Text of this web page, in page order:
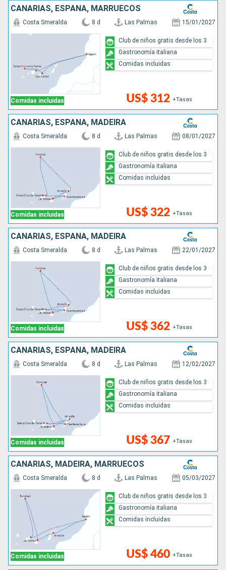
CANARIAS, ESPAÑA, MARRUECOS
Comidas incluidas
Costa Smeralda 8 d Las Palmas 15/01/2027
US$ 312 +Tasas
Club de niños gratis desde los 3
Gastronomía italiana
Comidas incluidas
CANARIAS, ESPAÑA, MADEIRA
Comidas incluidas
Costa Smeralda 8 d Las Palmas 08/01/2027
US$ 322 +Tasas
Club de niños gratis desde los 3
Gastronomía italiana
Comidas incluidas
CANARIAS, ESPAÑA, MADEIRA
Comidas incluidas
Costa Smeralda 8 d Las Palmas 22/01/2027
US$ 362 +Tasas
Club de niños gratis desde los 3
Gastronomía italiana
Comidas incluidas
CANARIAS, ESPAÑA, MADEIRA
Comidas incluidas
Costa Smeralda 8 d Las Palmas 12/02/2027
US$ 367 +Tasas
Club de niños gratis desde los 3
Gastronomía italiana
Comidas incluidas
CANARIAS, MADEIRA, MARRUECOS
Comidas incluidas
Costa Smeralda 8 d Las Palmas 05/03/2027
US$ 460 +Tasas
Club de niños gratis desde los 3
Gastronomía italiana
Comidas incluidas